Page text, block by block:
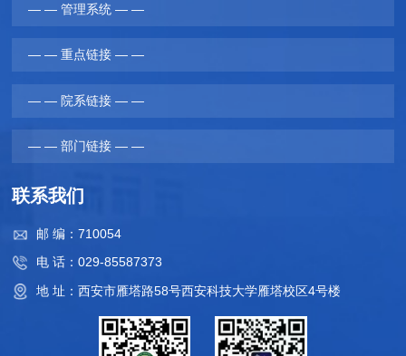
— — 管理系统 — —
— — 重点链接 — —
— — 院系链接 — —
— — 部门链接 — —
联系我们
邮 编：710054
电 话：029-85587373
地 址：西安市雁塔路58号西安科技大学雁塔校区4号楼